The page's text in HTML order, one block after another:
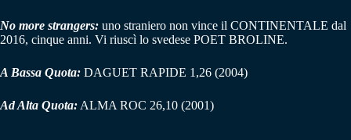
No more strangers: uno straniero non vince il CONTINENTALE dal
2016, cinque anni. Vi riuscì lo svedese POET BROLINE.
A Bassa Quota: DAGUET RAPIDE 1,26 (2004)
Ad Alta Quota: ALMA ROC 26,10 (2001)